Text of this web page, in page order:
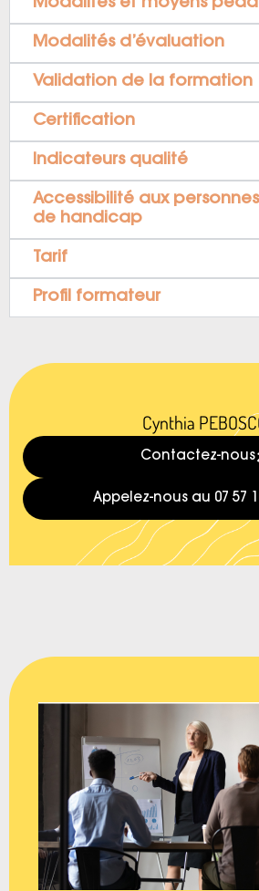
Modalités et moyens
Modalités d’évaluation
Validation de la formation
Certification
Indicateurs qualité
Accessibilité aux
de handicap
Tarif
Profil formateur
Cynthia
Contactez-nous
Appelez-nous au 07 57